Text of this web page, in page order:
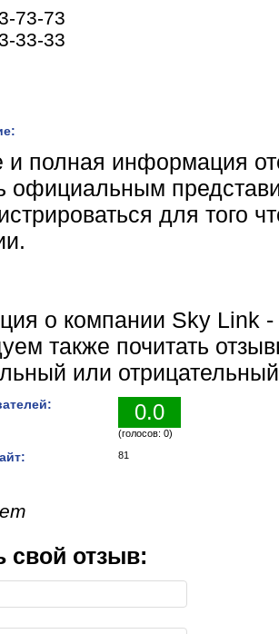
73-73
33-33
и полная информация
официальным
для того
о компании Sky Link
также почитать
или
0.0
(голосов: 0)
81
свой отзыв: